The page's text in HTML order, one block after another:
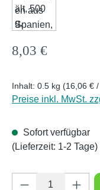
Regulärer Preis:
8,03 €
Inhalt: 0.5 kg (16,06 €
Preise inkl. MwSt.
Sofort verfügbar
(Lieferzeit: 1-2 Tage)
Produkt